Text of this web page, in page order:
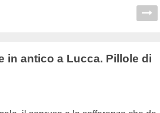
in antico a Lucca. Pillole di